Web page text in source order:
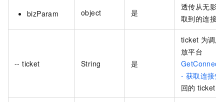
bizParam object 是
透传从无影
取到的连接
-- ticket String 是
ticket 为调
放平台
- 获取连接凭
回的 ticket